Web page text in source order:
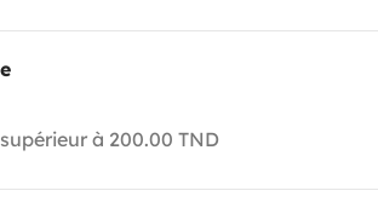
à 200.00 TND